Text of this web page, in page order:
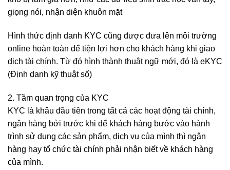
giọng nói, nhận diện khuôn mặt
Hình thức định danh KYC cũng được đưa lên môi trường
online hoàn toàn để tiện lợi hơn cho khách hàng khi giao
dịch tài chính. Từ đó hình thành thuật ngữ mới, đó là eKYC
(Định danh kỹ thuật số)
2. Tầm quan trọng của KYC
KYC là khâu đầu tiên trong tất cả các hoạt động tài chính,
ngân hàng bởi trước khi để khách hàng bước vào hành
trình sử dụng các sản phẩm, dịch vụ của mình thì ngân
hàng hay tổ chức tài chính phải nhận biết về khách hàng
của mình.